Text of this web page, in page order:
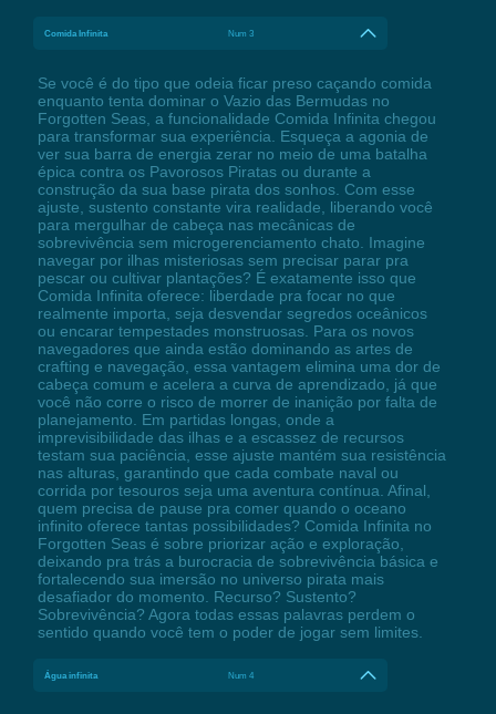
Comida Infinita Num 3
Se você é do tipo que odeia ficar preso caçando comida
enquanto tenta dominar o Vazio das Bermudas no
Forgotten Seas, a funcionalidade Comida Infinita chegou
para transformar sua experiência. Esqueça a agonia de
ver sua barra de energia zerar no meio de uma batalha
épica contra os Pavorosos Piratas ou durante a
construção da sua base pirata dos sonhos. Com esse
ajuste, sustento constante vira realidade, liberando você
para mergulhar de cabeça nas mecânicas de
sobrevivência sem microgerenciamento chato. Imagine
navegar por ilhas misteriosas sem precisar parar pra
pescar ou cultivar plantações? É exatamente isso que
Comida Infinita oferece: liberdade pra focar no que
realmente importa, seja desvendar segredos oceânicos
ou encarar tempestades monstruosas. Para os novos
navegadores que ainda estão dominando as artes de
crafting e navegação, essa vantagem elimina uma dor de
cabeça comum e acelera a curva de aprendizado, já que
você não corre o risco de morrer de inanição por falta de
planejamento. Em partidas longas, onde a
imprevisibilidade das ilhas e a escassez de recursos
testam sua paciência, esse ajuste mantém sua resistência
nas alturas, garantindo que cada combate naval ou
corrida por tesouros seja uma aventura contínua. Afinal,
quem precisa de pause pra comer quando o oceano
infinito oferece tantas possibilidades? Comida Infinita no
Forgotten Seas é sobre priorizar ação e exploração,
deixando pra trás a burocracia de sobrevivência básica e
fortalecendo sua imersão no universo pirata mais
desafiador do momento. Recurso? Sustento?
Sobrevivência? Agora todas essas palavras perdem o
sentido quando você tem o poder de jogar sem limites.
Água infinita Num 4